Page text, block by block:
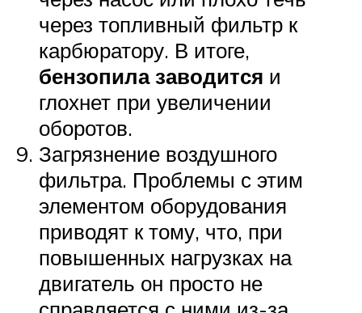
через топливный фильтр к
карбюратору. В итоге,
бензопила заводится и
глохнет при увеличении
оборотов.
Загрязнение воздушного
фильтра. Проблемы с этим
элементом оборудования
приводят к тому, что, при
повышенных нагрузках на
двигатель он просто не